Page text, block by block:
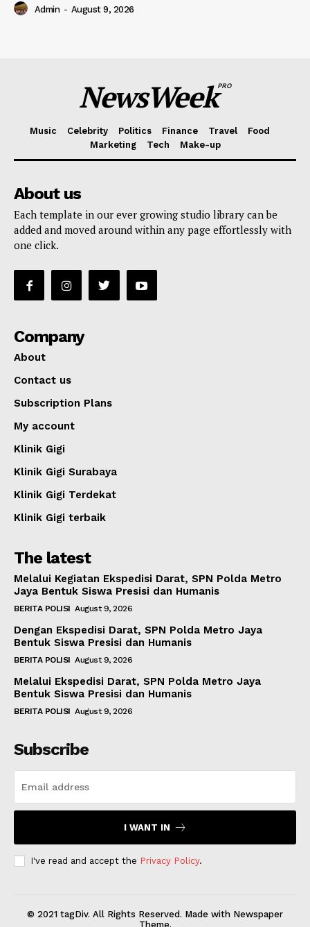
Admin - August 9, 2026
NewsWeekPRO
Music Celebrity Politics Finance Travel
Food
Marketing
Tech Make-up
About us
Each template in our ever growing studio library can be
added and moved around within any page effortlessly with
one click.
Company
About
Contact us
Subscription Plans
My account
Klinik Gigi
Klinik Gigi Surabaya
Klinik Gigi Terdekat
Klinik Gigi terbaik
The latest
Melalui Kegiatan Ekspedisi Darat, SPN Polda Metro
Jaya Bentuk Siswa Presisi dan Humanis
BERITA POLISI August 9, 2026
Dengan Ekspedisi Darat, SPN Polda Metro Jaya
Bentuk Siswa Presisi dan Humanis
BERITA POLISI August 9, 2026
Melalui Ekspedisi Darat, SPN Polda Metro Jaya
Bentuk Siswa Presisi dan Humanis
BERITA POLISI August 9, 2026
Subscribe
I WANT IN
I've read and accept the Privacy Policy.
© 2021 tagDiv. All Rights Reserved. Made with Newspaper
Theme.